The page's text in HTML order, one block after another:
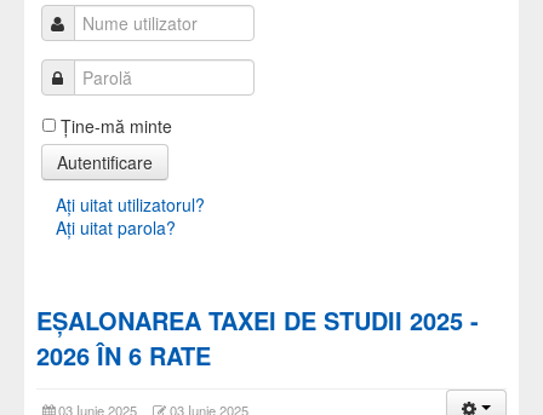
Ţine-mă minte
Autentificare
Aţi uitat utilizatorul?
Aţi uitat parola?
EȘALONAREA TAXEI DE STUDII 2025 -
2026 ÎN 6 RATE
03 Iunie 2025 03 Iunie 2025